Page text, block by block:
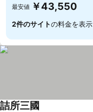
最安値 ￥43,550
2件のサイトの料金を表示
詰所三國